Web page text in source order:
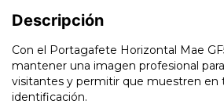
Descripción
Con el Portagafete Horizontal Mae
mantener una imagen profesional
visitantes y permitir que muestren
identificación.